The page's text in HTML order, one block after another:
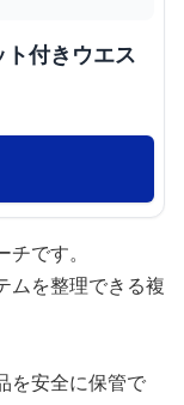
付きウエス
です。
ムを整理できる複
を安全に保管で